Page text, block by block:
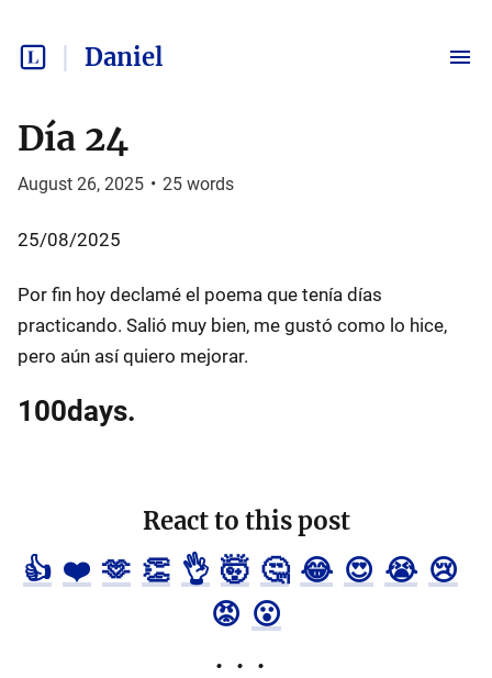
Daniel
Día 24
August 26, 2025 • 25 words
25/08/2025
Por fin hoy declamé el poema que tenía días
practicando. Salió muy bien, me gustó como lo hice,
pero aún así quiero mejorar.
100days.
React to this post
👍 ❤️ 🫶 👏 👌 🤯 🤔 😂 😍 😭 😢
😡 😮